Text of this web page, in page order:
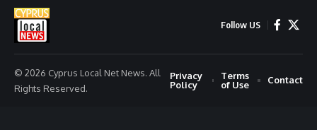
Follow US
© 2026 Cyprus Local Net News. All
Rights Reserved.
Privacy
Policy
Terms
of Use
Contact